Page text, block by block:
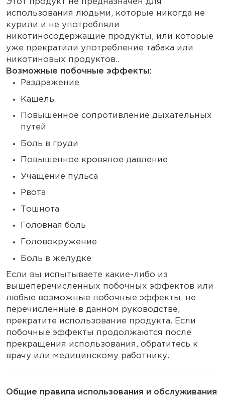
Этот продукт не предназначен для
использования людьми, которые никогда не
курили и не употребляли
никотиносодержащие продукты, или которые
уже прекратили употребление табака или
никотиновых продуктов..
Возможные побочные эффекты:
Раздражение
Кашель
Повышенное сопротивление дыхательных
путей
Боль в груди
Повышенное кровяное давление
Учащение пульса
Рвота
Тошнота
Головная боль
Головокружение
Боль в желудке
Если вы испытываете какие-либо из
вышеперечисленных побочных эффектов или
любые возможные побочные эффекты, не
перечисленные в данном руководстве,
прекратите использование продукта. Если
побочные эффекты продолжаются после
прекращения использования, обратитесь к
врачу или медицинскому работнику.
Общие правила использования и обслуживания